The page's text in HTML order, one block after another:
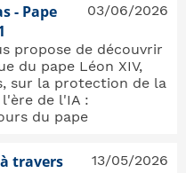
- Pape
propose de découvrir
du pape Léon XIV,
sur la protection de la
de l'IA :
du pape
03/06/2026
travers
13/05/2026